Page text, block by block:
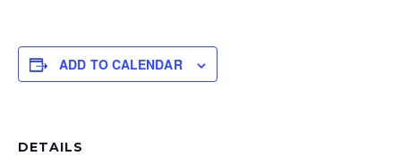
ADD TO CALENDAR
DETAILS